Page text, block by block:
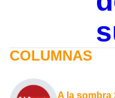
COLUMNAS
A la sombra